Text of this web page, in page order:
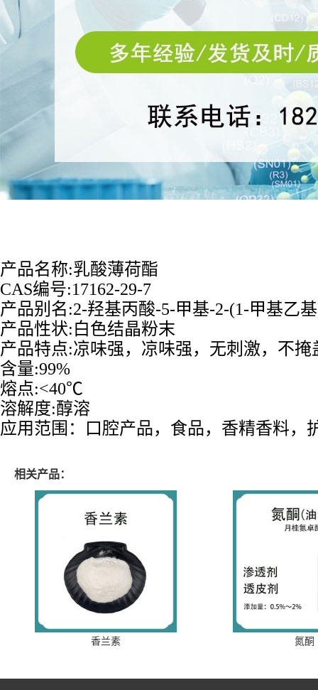
产品名称:乳酸薄荷酯
CAS编号:17162-29-7
产品别名:2-羟基丙酸-5-甲基-2-(1-甲基乙
产品性状:白色结晶粉末
产品特点:凉味强，凉味强，无刺激，不掩
含量:99%
熔点:<40℃
溶解度:醇溶
应用范围：口腔产品，食品，香精香料
相关产品：
香兰素 氮酮